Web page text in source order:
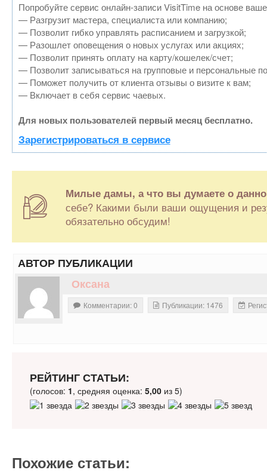
Попробуйте сервис онлайн-записи VisitTime на основе
— Разгрузит мастера, специалиста или компанию;
— Позволит гибко управлять расписанием и загрузкой;
— Разошлет оповещения о новых услугах или акциях;
— Позволит принять оплату на карту/кошелек/счет;
— Позволит записываться на групповые и персональные
— Поможет получить от клиента отзывы о визите к вам;
— Включает в себя сервис чаевых.
Для новых пользователей первый месяц бесплатно.
Зарегистрироваться в сервисе
Милые дамы, а что вы думаете о
себе? Какими были ваши ощущения и
обязательно обсудим!
АВТОР ПУБЛИКАЦИИ
Оксана
Комментарии: 0 Публикации: 1476
РЕЙТИНГ СТАТЬИ:
(голосов: 1, средняя оценка: 5,00из 5)
Похожие статьи: